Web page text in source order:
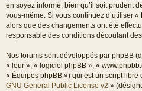
en soyez informé, bien qu’il soit prudent
vous-même. Si vous continuez d’utiliser
alors que des changements ont été
responsable des conditions découlant
Nos forums sont développés par phpBB
« leur », « logiciel phpBB », «
« Équipes phpBB ») qui est un script
GNU General Public License v2 »